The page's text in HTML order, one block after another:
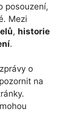
posouzení,
Mezi
, historie
.
o
na